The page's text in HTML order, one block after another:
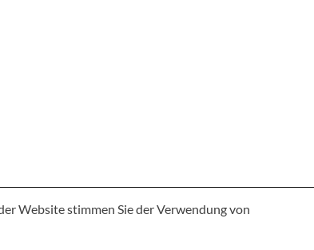
Website stimmen Sie der Verwendung von